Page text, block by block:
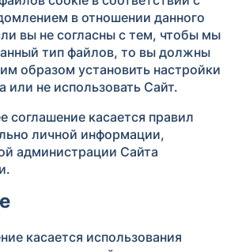
в отношении данного
вы не согласны с тем, чтобы мы
тип файлов, то вы должны
образом установить настройки
или не использовать Сайт.
касается правил
личной информации,
администрации Сайта
касается использования